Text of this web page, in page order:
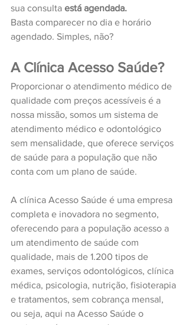
sua consulta está agendada.
Basta comparecer no dia e horário
agendado. Simples, não?
A Clínica Acesso Saúde?
Proporcionar o atendimento médico de
qualidade com preços acessíveis é a
nossa missão, somos um sistema de
atendimento médico e odontológico
sem mensalidade, que oferece serviços
de saúde para a população que não
conta com um plano de saúde.
A clínica Acesso Saúde é uma empresa
completa e inovadora no segmento,
oferecendo para a população acesso a
um atendimento de saúde com
qualidade, mais de 1.200 tipos de
exames, serviços odontológicos, clínica
médica, psicologia, nutrição, fisioterapia
e tratamentos, sem cobrança mensal,
ou seja, aqui na Acesso Saúde o